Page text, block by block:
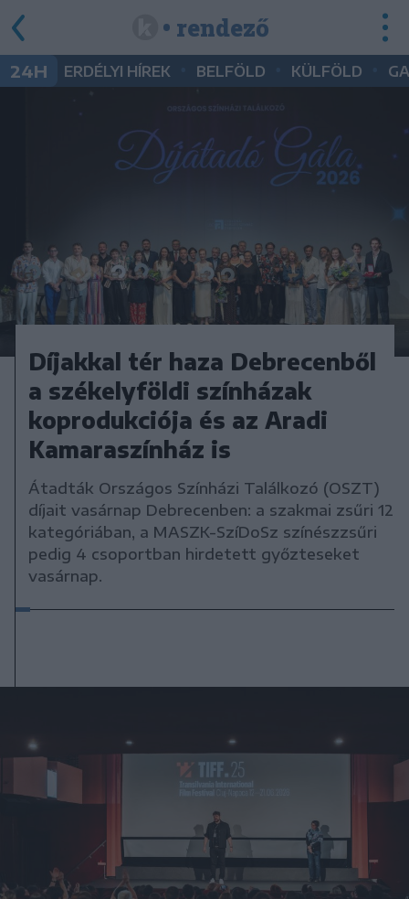
• rendező
24H ERDÉLYI HÍREK BELFÖLD KÜLFÖLD
Díjakkal tér haza Debrecenből
a székelyföldi színházak
koprodukciója és az Aradi
Kamaraszínház is
Átadták Országos Színházi Találkozó (OSZT)
díjait vasárnap Debrecenben: a szakmai zsűri 12
kategóriában, a MASZK-SzíDoSz színészzsűri
pedig 4 csoportban hirdetett győzteseket
vasárnap.